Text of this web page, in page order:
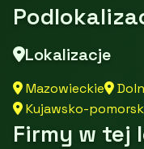
Lokalizacje
Mazowieckie
Kujawsko-
Firmy w tej